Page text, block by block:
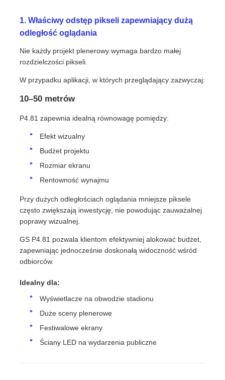
1. Właściwy odstęp pikseli zapewniający dużą
odległość oglądania
Nie każdy projekt plenerowy wymaga bardzo małej
rozdzielczości pikseli.
W przypadku aplikacji, w których przeglądający zazwyczaj:
10–50 metrów
P4.81 zapewnia idealną równowagę pomiędzy:
Efekt wizualny
Budżet projektu
Rozmiar ekranu
Rentowność wynajmu
Przy dużych odległościach oglądania mniejsze piksele
często zwiększają inwestycję, nie powodując zauważalnej
poprawy wizualnej.
GS P4.81 pozwala klientom efektywniej alokować budżet,
zapewniając jednocześnie doskonałą widoczność wśród
odbiorców.
Idealny dla:
Wyświetlacze na obwodzie stadionu
Duże sceny plenerowe
Festiwalowe ekrany
Ściany LED na wydarzenia publiczne